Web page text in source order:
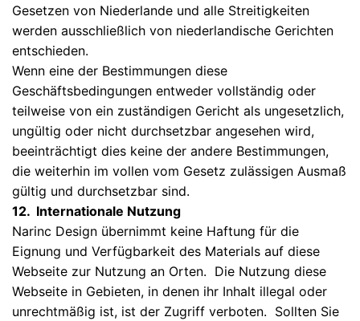
Gesetzen von Niederlande und alle Streitigkeiten
werden ausschließlich von niederlandische Gerichten
entschieden.
Wenn eine der Bestimmungen diese
Geschäftsbedingungen entweder vollständig oder
teilweise von ein zuständigen Gericht als ungesetzlich,
ungültig oder nicht durchsetzbar angesehen wird,
beeinträchtigt dies keine der andere Bestimmungen,
die weiterhin im vollen vom Gesetz zulässigen Ausmaß
gültig und durchsetzbar sind.
12. Internationale Nutzung
Narinc Design übernimmt keine Haftung für die
Eignung und Verfügbarkeit des Materials auf diese
Webseite zur Nutzung an Orten. Die Nutzung diese
Webseite in Gebieten, in denen ihr Inhalt illegal oder
unrechtmäßig ist, ist der Zugriff verboten. Sollten Sie